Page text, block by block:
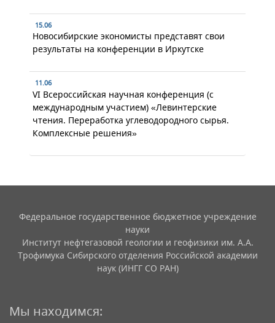
15.06
Новосибирские экономисты представят свои
результаты на конференции в Иркутске
11.06
VI Всероссийская научная конференция (с
международным участием) «Левинтерские
чтения. Переработка углеводородного сырья.
Комплексные решения»
Федеральное государственное бюджетное учреждение
науки
Институт нефтегазовой геологии и геофизики им. А.А.
Трофимука Сибирского отделения Российской академии
наук (ИНГГ СО РАН)
Мы находимся: